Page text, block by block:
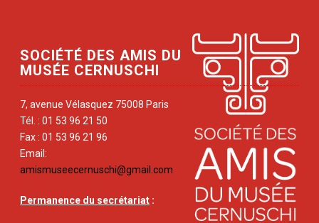
SOCIÉTÉ DES AMIS DU
MUSÉE CERNUSCHI
7, avenue Vélasquez 75008 Paris
Tél. : 01 53 96 21 50
Fax : 01 53 96 21 96
Email:
amismuseecernuschi@gmail.com
Permanence du secrétariat :